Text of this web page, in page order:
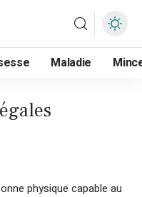
Maladie
physique capable au